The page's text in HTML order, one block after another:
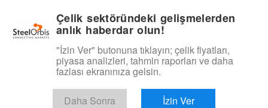
Hurda ve Hammadde
Ücretsiz Deneyin
Çelik sektöründeki gelişmelerden
anlık haberdar olun!
"İzin Ver" butonuna tıklayın; çelik fiyatları,
piyasa analizleri, tahmin raporları ve daha
fazlası ekranınıza gelsin.
Daha Sonra İzin Ver